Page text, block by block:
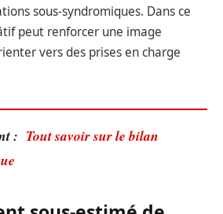
sous-syndromiques. Dans ce
peut renforcer une image
vers des prises en charge
: Tout savoir sur le bilan